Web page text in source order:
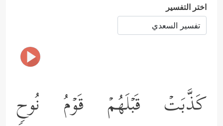
اختر التفسير
كَذَّبَتۡ قَبۡلَهُمۡ قَوۡمُ نُوحࣲ